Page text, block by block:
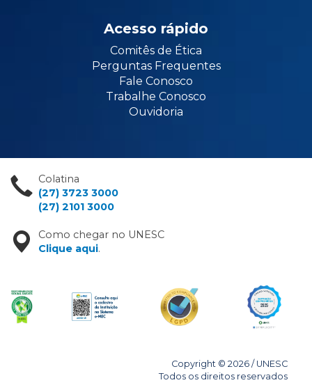
Acesso rápido
Comitês de Ética
Perguntas Frequentes
Fale Conosco
Trabalhe Conosco
Ouvidoria
Colatina
(27) 3723 3000
(27) 2101 3000
Como chegar no UNESC
Clique aqui.
Copyright © 2026 / UNESC
Todos os direitos reservados